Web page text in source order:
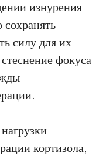
изнурения
сохранять
силу для их
фокуса
кортизола,